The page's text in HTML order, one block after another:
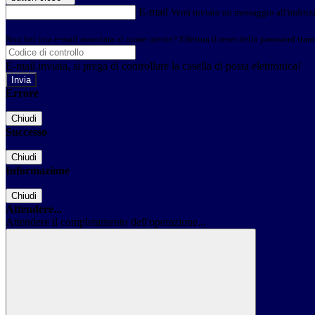
E-mail Verrà inviato un messaggio
Non hai una e-mail associata al nome utente? Effettua il reset della password
E-mail inviata, si prega di controllare la casella di posta elettronica!
Errore
Chiudi
Successo
Chiudi
Informazione
Chiudi
Attendere...
Attendere il completamento dell'operazione...